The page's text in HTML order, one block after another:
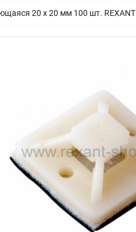
20 х 20 мм 100 шт. REXANT